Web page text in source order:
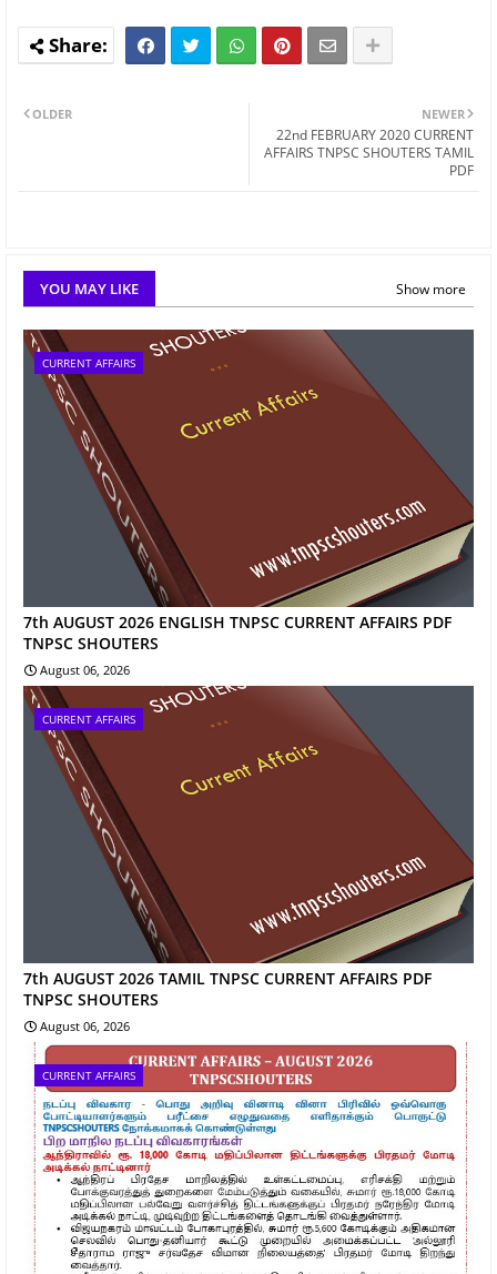
NEWER
22nd FEBRUARY 2020 CURRENT
AFFAIRS TNPSC SHOUTERS TAMIL
PDF
OLDER
YOU MAY LIKE Show more
CURRENT AFFAIRS
7th AUGUST 2026 ENGLISH TNPSC CURRENT AFFAIRS PDF
TNPSC SHOUTERS
August 06, 2026
CURRENT AFFAIRS
7th AUGUST 2026 TAMIL TNPSC CURRENT AFFAIRS PDF
TNPSC SHOUTERS
August 06, 2026
CURRENT AFFAIRS